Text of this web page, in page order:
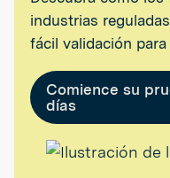
industrias
fácil validación
Comience su
días